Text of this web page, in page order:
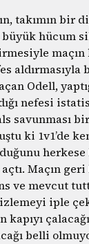
takımın bir
hücum
maçın
aldırmasıyla
Odell,
nefesi
savunması
ki 1v1’de
herkese
Maçın geri
ve mevcut
iple
kapıyı
belli